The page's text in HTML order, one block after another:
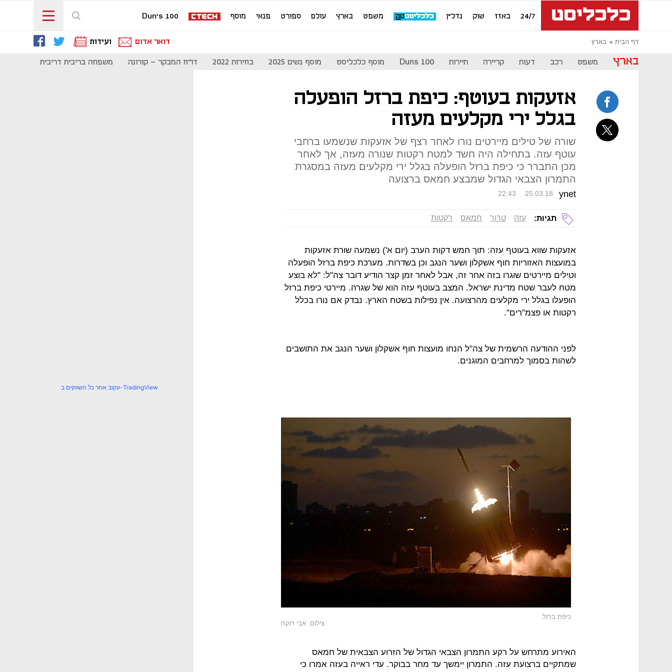
24/7 באזז שוק נדל"ן משפט בארץ עולם ספורט פנאי מוסף Dun's 100
דף הבית בארץ דואר אדום ועידות
בארץ משפט רכב דעות קריירה תיירות Duns 100 מוסף כלכליסט מוסף נשים 2025 בחירות 2022 דו"ח המבקר - קורונה משפחה בריבית דריבית
אזעקות בעוטף: כיפת ברזל הופעלה
בגלל ירי מקלעים מעזה
שורה של טילים מיירטים נורו לאחר רצף של אזעקות שנשמעו ברחבי
עוטף עזה. בתחילה היה חשד למטח רקטות שנורה מעזה, אך לאחר
מכן התברר כי כיפת ברזל הופעלה בגלל ירי מקלעים מעזה במסגרת
התמרון הצבאי הגדול שמבצע חמאס ברצועה
ynet
22:43 25.03.18
תגיות: עזה טרור חמאס רקטות
אזעקות שווא בעוטף עזה: תוך חמש דקות הערב (יום א') נשמעה שורת אזעקות
במועצות האזוריות חוף אשקלון ושער הנגב וכן בשדרות. מערכת כיפת ברזל הופעלה
וטילים מיירטים שוגרו בזה אחר זה, אבל לאחר זמן קצר הודיע דובר צה"ל: "לא בוצע
מטח לעבר שטח מדינת ישראל. המצב בעוטף עזה הוא של שגרה. מיירטי כיפת ברזל
הופעלו בגלל ירי מקלעים מהרצועה. אין נפילות בשטח הארץ. נבדק אם נורו בכלל
רקטות או פצמ"רים".
לפני ההודעה הרשמית של צה"ל הנחו מועצות חוף אשקלון ושער הנגב את התושבים
לשהות בסמוך למרחבים המוגנים.
כיפת ברזל
צילום: אבי רוקח
האירוע מתרחש על רקע התמרון הצבאי הגדול של הזרוע הצבאית של חמאס
שמתקיים ברצועת עזה. התמרון יימשך עד מחר בבוקר. עדי ראייה בעזה אמרו כי
עקוב אחר כל השווקים ב-TradingView